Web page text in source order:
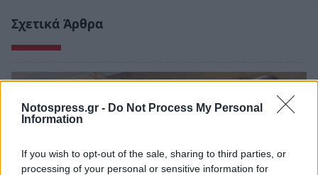
Notospress.gr - Do Not Process My Personal
Information
If you wish to opt-out of the sale, sharing to third parties, or
processing of your personal or sensitive information for
Σχετικά Άρθρα